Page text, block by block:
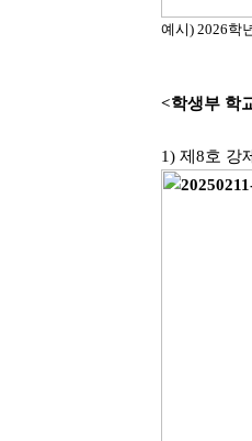
예시) 2026학
<학생부 학
1) 제8호 강